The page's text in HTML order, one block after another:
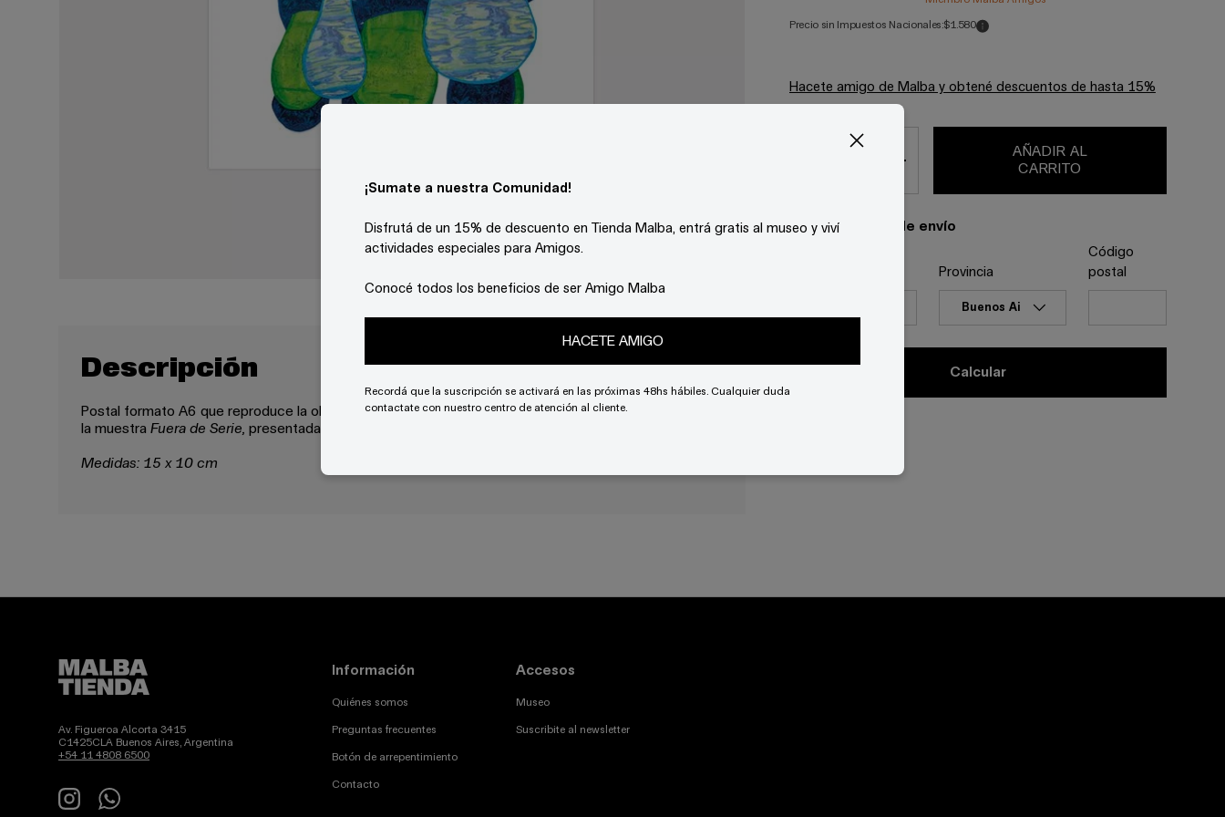
Descripción
Postal formato A6 que reproduce la obra Lagos e Bananeiras II(2007) de Leda Catunda, exhibida en
la muestra Fuera de Serie, presentada en Malba del 19 de febrero al 9 de agosto de 2021.
Medidas: 15 x 10 cm
Precio sin Impuestos Nacionales:$1.580
Hacete amigo de Malba y obtené descuentos de hasta 15%
+
AÑADIR AL
CARRITO
Estimar gastos de envío
Provincia
Código
postal
calcular
¡Sumate a nuestra Comunidad!
Disfrutá de un 15% de descuento en Tienda Malba, entrá gratis al museo y viví
actividades especiales para Amigos.
Conocé todos los beneficios de ser Amigo Malba
HACETE AMIGO
Recordá que la suscripción se activará en las próximas 48hs hábiles. Cualquier duda
contactate con nuestro centro de atención al cliente.
en descubrir nuestras novedades!
Av. Figueroa Alcorta 3415
C1425CLA Buenos Aires, Argentina
+54 11 4808 6500
InstagramWhatsApp
Información
Quiénes somos
Preguntas frecuentes
Botón de arrepentimiento
Contacto
Accesos
Museo
Suscribite al newsletter